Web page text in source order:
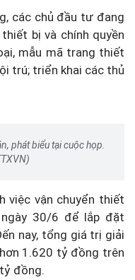
các chủ đầu tư đang
bị và chính quyền
mẫu mã trang thiết
trú; triển khai các thủ
phát biểu tại cuộc họp.
việc vận chuyển thiết
30/6 để lắp đặt
nay, tổng giá trị giải
1.620 tỷ đồng trên
đồng.